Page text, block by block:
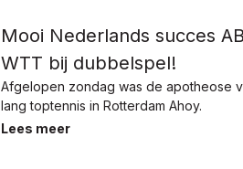
Mooi Nederlands succes
WTT bij dubbelspel!
Afgelopen zondag was de apotheose
lang toptennis in Rotterdam Ahoy.
Lees meer